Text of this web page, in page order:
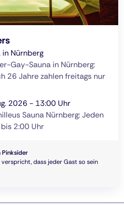
Nürnberg
Gay-Sauna in Nürnberg:
26 Jahre zahlen freitags nur
2026 - 13:00 Uhr
Sauna Nürnberg: Jeden
2:00 Uhr
dass jeder Gast so sein